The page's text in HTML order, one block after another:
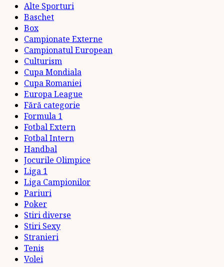
Alte Sporturi
Baschet
Box
Campionate Externe
Campionatul European
Culturism
Cupa Mondiala
Cupa Romaniei
Europa League
Fără categorie
Formula 1
Fotbal Extern
Fotbal Intern
Handbal
Jocurile Olimpice
Liga 1
Liga Campionilor
Pariuri
Poker
Stiri diverse
Stiri Sexy
Stranieri
Tenis
Volei